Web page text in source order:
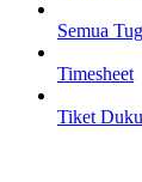
Semua
Timesheet
Tiket